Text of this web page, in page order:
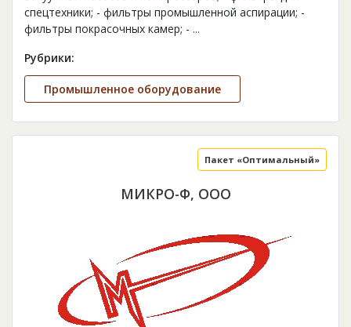
спецтехники; - фильтры промышленной аспирации; -
фильтры покрасочных камер; - ...
Рубрики:
Промышленное оборудование
МИКРО-Ф, ООО
Пакет «Оптимальный»